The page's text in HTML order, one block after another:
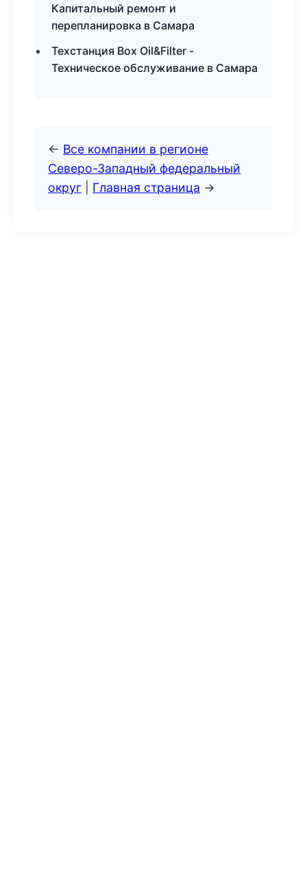
Капитальный ремонт и
перепланировка в Самара
Техстанция Box Oil&Filter -
Техническое обслуживание в Самара
← Все компании в регионе
Северо-Западный федеральный
округ
Главная страница →